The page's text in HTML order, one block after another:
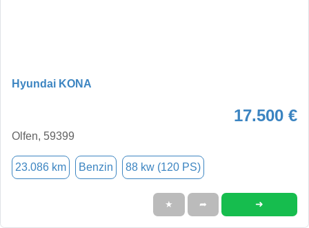
Hyundai KONA
17.500 €
Olfen, 59399
23.086 km Benzin 88 kw (120 PS)
★ ➦ ➜